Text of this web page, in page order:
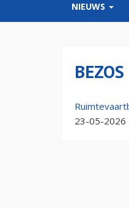
NIEUWS
BEZOS
23-05-2026